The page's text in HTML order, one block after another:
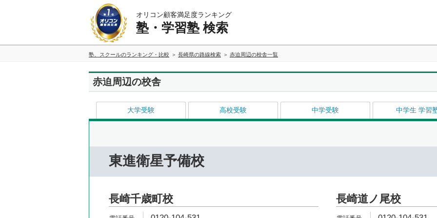
オリコン顧客満足度ランキング
塾・学習塾 検索
塾、スクールのランキング・比較 長崎県の路線検索 赤迫周辺の校舎一覧
赤迫周辺の校舎
大学受験 高校受験 中学受験 中学生 学習
東進衛星予備校
長崎千歳町校 長崎道ノ尾校